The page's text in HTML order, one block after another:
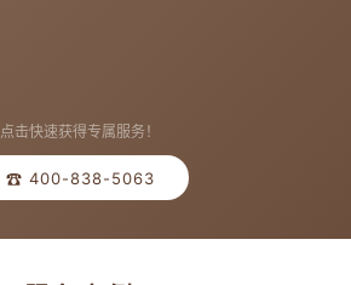
点击快速获得专属服务！
☎ 400-838-5063